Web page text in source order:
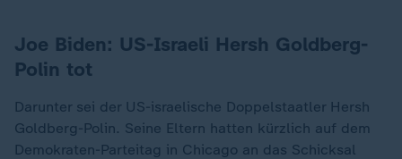
Joe Biden: US-Israeli Hersh Goldberg-
Polin tot
Darunter sei der US-israelische Doppelstaatler Hersh
Goldberg-Polin. Seine Eltern hatten kürzlich auf dem
Demokraten-Parteitag in Chicago an das Schicksal